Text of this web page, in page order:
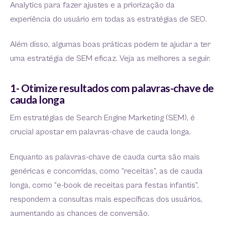
Analytics para fazer ajustes e a priorização da
experiência do usuário em todas as estratégias de SEO.
Além disso, algumas boas práticas podem te ajudar a ter
uma estratégia de SEM eficaz. Veja as melhores a seguir.
1- Otimize resultados com palavras-chave de
cauda longa
Em estratégias de Search Engine Marketing (SEM), é
crucial apostar em palavras-chave de cauda longa.
Enquanto as palavras-chave de cauda curta são mais
genéricas e concorridas, como “receitas”, as de cauda
longa, como “e-book de receitas para festas infantis”,
respondem a consultas mais específicas dos usuários,
aumentando as chances de conversão.